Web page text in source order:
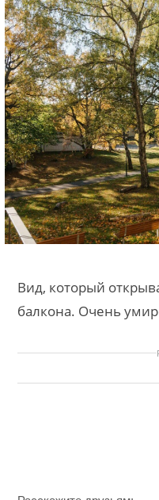
Вид, который
балкона. Очень